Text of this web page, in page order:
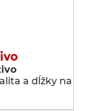
a dĺžky na